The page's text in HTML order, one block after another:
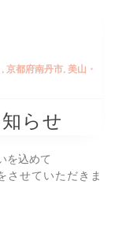
, 京都府南丹市, 美山・
らせ
を込めて
させていただきま